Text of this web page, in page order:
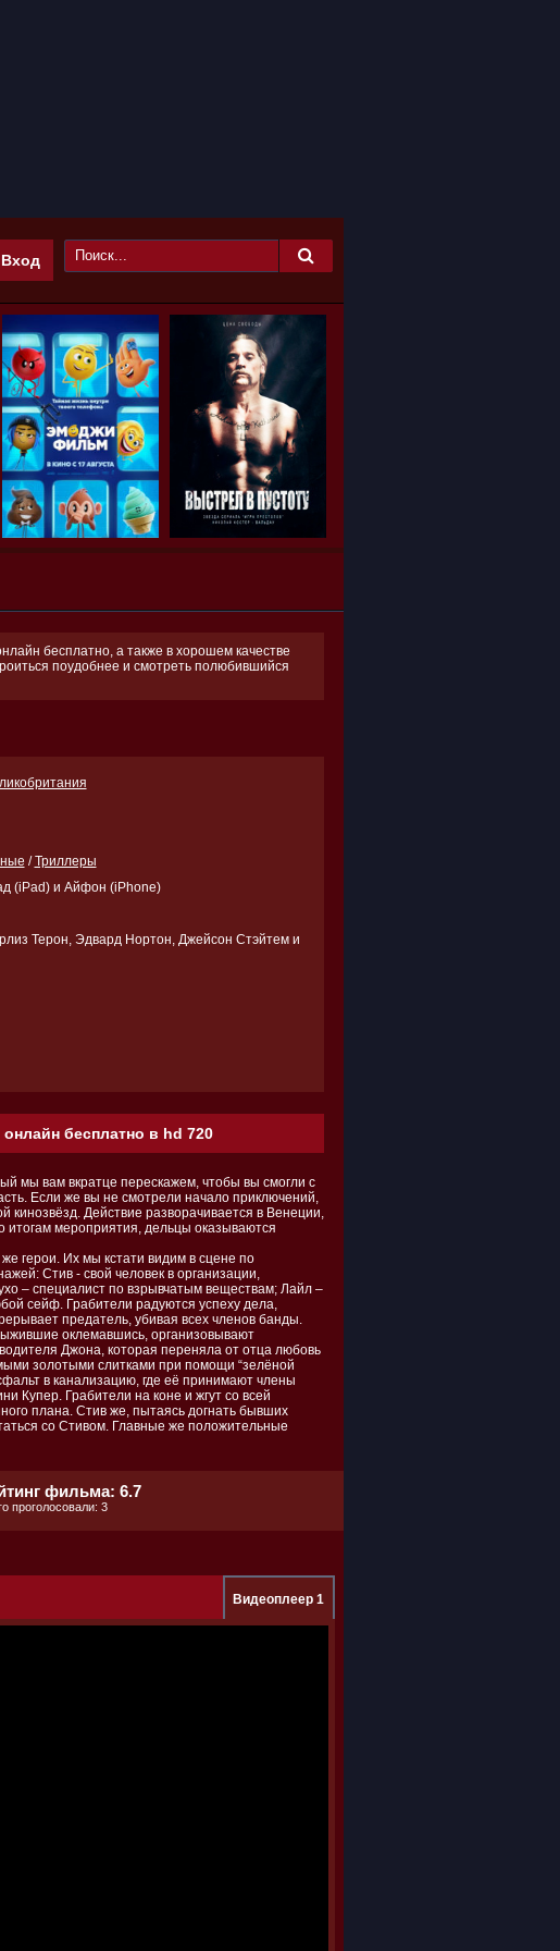
бесплатно, а также в хорошем качестве
поудобнее и смотреть полюбившийся
/Триллеры
(iPad) и Айфон (iPhone)
Терон, Эдвард Нортон, Джейсон Стэйтем и
бесплатно в hd 720
мы вам вкратце перескажем, чтобы вы смогли с
Если же вы не смотрели начало приключений,
Действие разворачивается в Венеции,
итогам мероприятия, дельцы оказываются
герои. Их мы кстати видим в сцене по
Стив - свой человек в организации,
– специалист по взрывчатым веществам; Лайл –
сейф. Грабители радуются успеху дела,
предатель, убивая всех членов банды.
оклемавшись, организовывают
Джона, которая переняла от отца любовь
золотыми слитками при помощи “зелёной
в канализацию, где её принимают члены
Купер. Грабители на коне и жгут со всей
плана. Стив же, пытаясь догнать бывших
со Стивом. Главные же положительные
фильма: 6.7
проголосовали: 3
Видеоплеер 1